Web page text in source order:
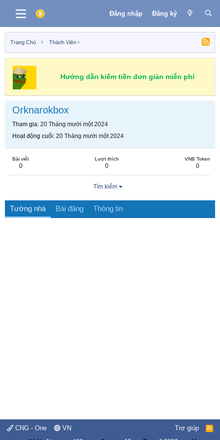
Đăng nhập Đăng ký
Trang Chủ Thành Viên
Hướng dẫn kiếm tiền đơn giản miễn phí
Orknarokbox
Tham gia 20 Tháng mười một 2024
Hoạt động cuối 20 Tháng mười một 2024
Bài viết
0
Lượt thích
0
VNB Token
0
Tìm kiếm
Tường nhà Bài đăng Thông tin
CNG - One VN Trợ giúp
R